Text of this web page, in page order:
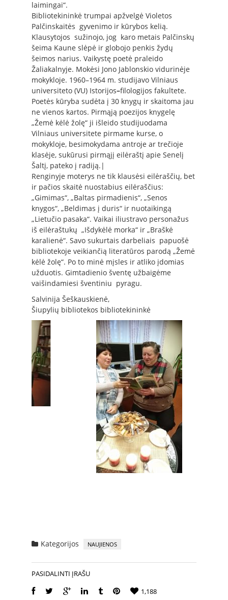
laimingai“.
Bibliotekininkė trumpai apžvelgė Violetos
Palčinskaitės gyvenimo ir kūrybos kelią.
Klausytojos sužinojo, jog karo metais Palčinskų
šeima Kaune slėpė ir globojo penkis žydų
šeimos narius. Vaikystę poetė praleido
Žaliakalnyje. Mokėsi Jono Jablonskio vidurinėje
mokykloje. 1960–1964 m. studijavo Vilniaus
universiteto (VU) Istorijos–filologijos fakultete.
Poetės kūryba sudėta į 30 knygų ir skaitoma jau
ne vienos kartos. Pirmąją poezijos knygelę
„Žemė kėlė žolę“ ji išleido studijuodama
Vilniaus universitete pirmame kurse, o
mokykloje, besimokydama antroje ar trečioje
klasėje, sukūrusi pirmąjį eilėraštį apie Senelį
Šaltį, pateko į radiją.|
Renginyje moterys ne tik klausėsi eilėraščių, bet
ir pačios skaitė nuostabius eilėraščius:
„Gimimas“, „Baltas pirmadienis“, „Senos
knygos“, „Beldimas į duris“ ir nuotaikingą
„Lietučio pasaka“. Vaikai iliustravo personažus
iš eilėraštukų „Išdykėlė morka“ ir „Braškė
karalienė“. Savo sukurtais darbeliais papuošė
bibliotekoje veikiančią literatūros parodą „Žemė
kėlė žolę“. Po to minė mįsles ir atliko įdomias
užduotis. Gimtadienio šventę užbaigėme
vaišindamiesi šventiniu pyragu.
Salvinija Šeškauskienė,
Šiupylių bibliotekos bibliotekininkė
Kategorijos
PASIDALINTI ĮRAŠU
1,188